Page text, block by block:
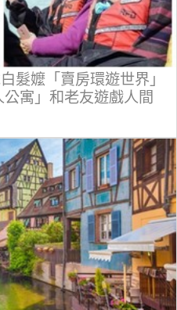
髮嬤「賣房環遊世界」
寓」和老友遊戲人間